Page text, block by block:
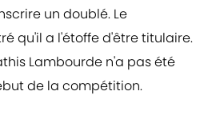
un doublé. Le
qu'il a l'étoffe d'être titulaire.
Lambourde n'a pas été
de la compétition.